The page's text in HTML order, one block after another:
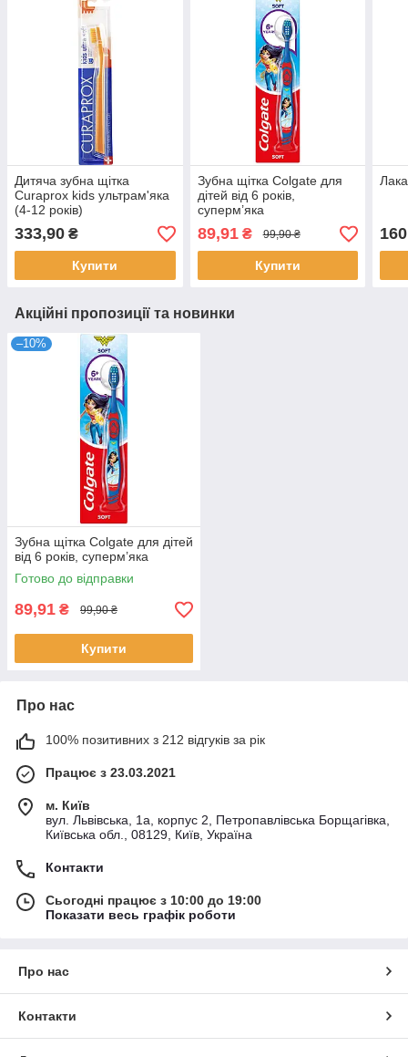
Дитяча зубна щітка
Curaprox kids ультрам'яка
(4-12 років)
333,90 ₴
Купити
Зубна щітка Colgate для
дітей від 6 років,
суперм’яка
89,91₴ 99,90 ₴
Купити
Акційні пропозиції та новинки
–10%
Зубна щітка Colgate для дітей
від 6 років, суперм’яка
Готово до відправки
89,91 ₴ 99,90 ₴
Купити
Про нас
100% позитивних з 212 відгуків за рік
Працює з 23.03.2021
м. Київ
вул. Львівська, 1а, корпус 2, Петропавлівська Борщагівка,
Київська обл., 08129, Київ, Україна
Контакти
Сьогодні працює з 10:00 до 19:00
Показати весь графік роботи
Про нас
Контакти